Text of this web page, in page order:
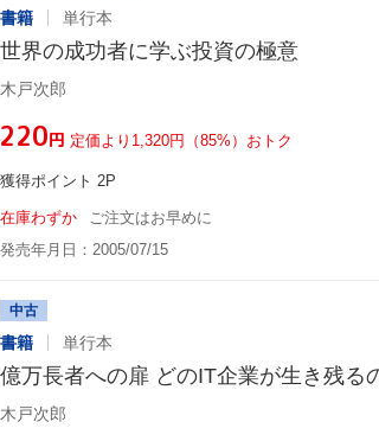
書籍 単行本
世界の成功者に学ぶ投資の極意
木戸次郎
¥220円 定価より1,320円（85%）おトク
獲得ポイント 2P
在庫わずか
ご注文はお早めに
発売年月日：2005/07/15
中古
書籍 単行本
億万長者への扉 どのIT企業が生き残る
木戸次郎